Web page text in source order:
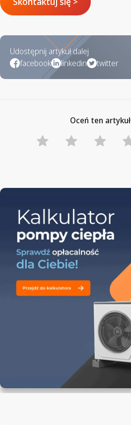
Udostępnij artykuł dalej
facebook
linkedin twitter
Oceń ten artykuł